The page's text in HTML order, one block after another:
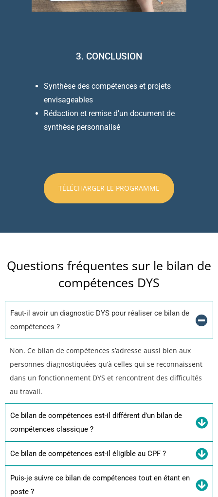
3. CONCLUSION
Synthèse des compétences et projets
envisageables
Rédaction et remise d’un document de
synthèse personnalisé
TÉLÉCHARGER LE PROGRAMME
Questions fréquentes sur le bilan de
compétences DYS
Faut-il avoir un diagnostic DYS pour réaliser ce bilan de
compétences ?
Non. Ce bilan de compétences s’adresse aussi bien aux
personnes diagnostiquées qu’à celles qui se reconnaissent
dans un fonctionnement DYS et rencontrent des difficultés
au travail.
Ce bilan de compétences est-il différent d’un bilan de
compétences classique ?
Ce bilan de compétences est-il éligible au CPF ?
Puis-je suivre ce bilan de compétences tout en étant en
poste ?